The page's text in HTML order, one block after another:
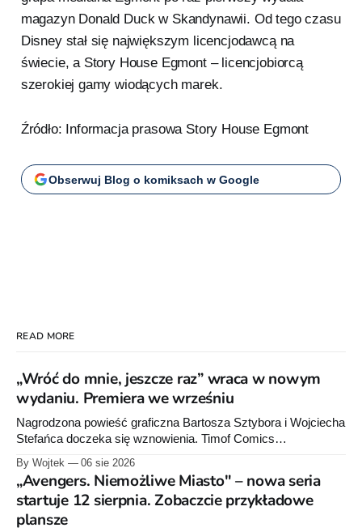
magazyn Donald Duck w Skandynawii. Od tego czasu
Disney stał się największym licencjodawcą na
świecie, a Story House Egmont – licencjobiorcą
szerokiej gamy wiodących marek.
Źródło: Informacja prasowa Story House Egmont
Obserwuj Blog o komiksach w Google
READ MORE
„Wróć do mnie, jeszcze raz” wraca w nowym
wydaniu. Premiera we wrześniu
Nagrodzona powieść graficzna Bartosza Sztybora i Wojciecha
Stefańca doczeka się wznowienia. Timof Comics
raz”, którego pierwsze wydanie ukazało się w 2015 roku.
By Wojtek 06 sie 2026
„Avengers. Niemożliwe Miasto" – nowa seria
startuje 12 sierpnia. Zobaczcie przykładowe
plansze